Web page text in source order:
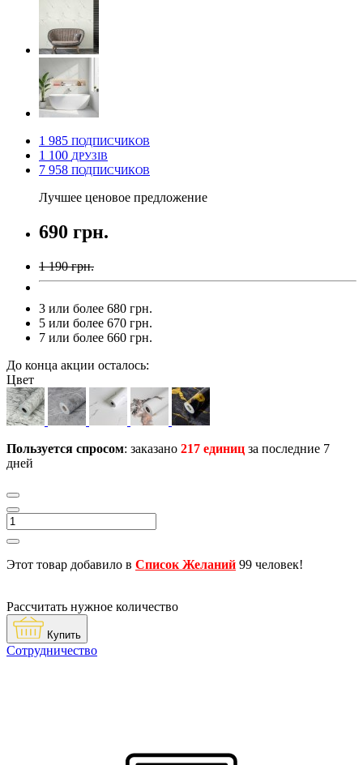
1 985 ПОДПИСЧИКОВ
1 100 ДРУЗІВ
7 958 ПОДПИСЧИКОВ
Лучшее ценовое предложение
690 грн.
1 190 грн.
3 или более 680 грн.
5 или более 670 грн.
7 или более 660 грн.
До конца акции осталось:
Цвет
Пользуется спросом: заказано 217 единиц за последние 7
дней
Этот товар добавило в Список Желаний 99 человек!
Рассчитать нужное количество
Купить
Сотрудничество